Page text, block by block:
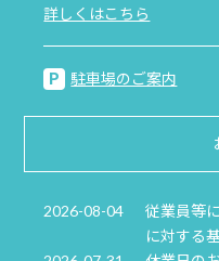
詳しくはこちら
駐車場のご案内
2026-08-04
従業員等
に対する